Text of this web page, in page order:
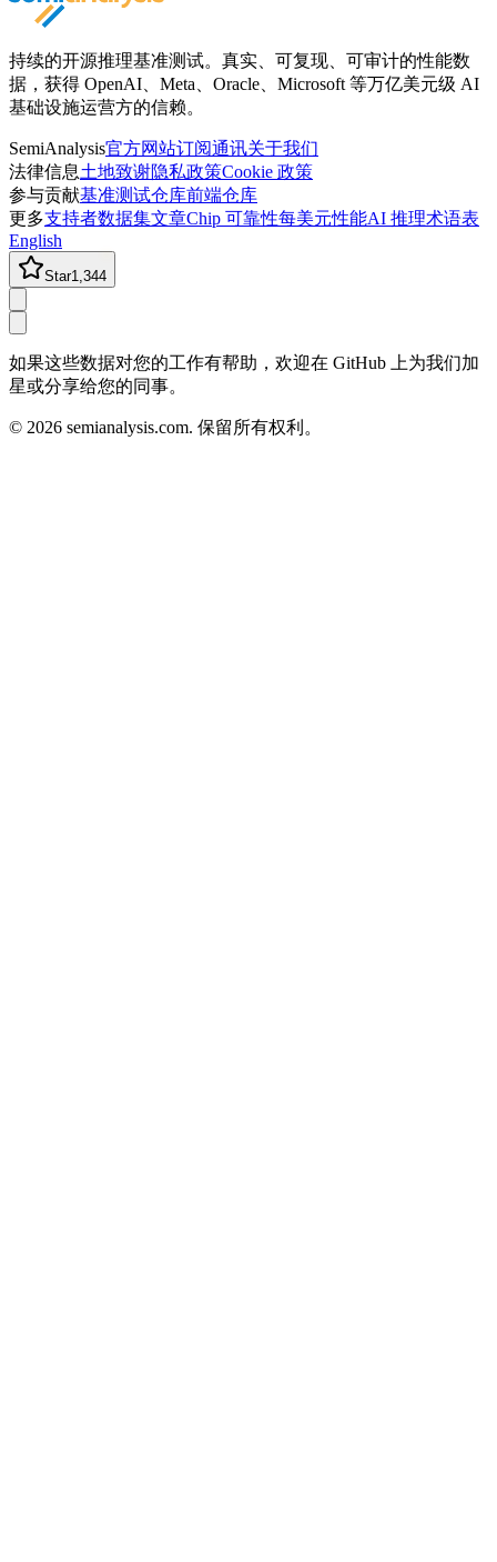
持续的开源推理基准测试。真实、可复现、可审计的性能数
据，获得 OpenAI、Meta、Oracle、Microsoft 等万亿美元级 AI
基础设施运营方的信赖。
SemiAnalysis官方网站订阅通讯关于我们
法律信息土地致谢隐私政策Cookie 政策
参与贡献基准测试仓库前端仓库
更多支持者数据集文章Chip 可靠性每美元性能AI 推理术语表
English
Star1,344
如果这些数据对您的工作有帮助，欢迎在 GitHub 上为我们加
星或分享给您的同事。
© 2026 semianalysis.com. 保留所有权利。